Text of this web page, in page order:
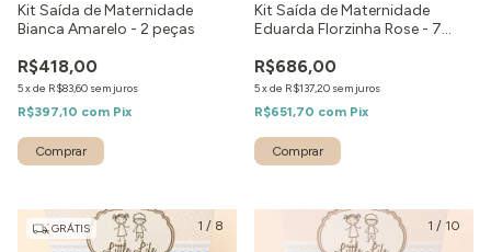
Kit Saída de Maternidade
Bianca Amarelo - 2 peças
R$418,00
5xde R$83,60 sem juros
R$397,10 com Pix
Comprar
Kit Saída de Maternidade
Eduarda Florzinha Rose - 7
R$686,00
5xde R$137,20 sem juros
R$651,70 com Pix
Comprar
1 / 8
GRÁTIS 1 / 10